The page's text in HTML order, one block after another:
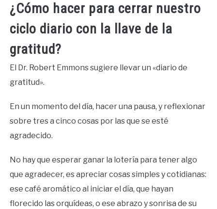
¿Cómo hacer para cerrar nuestro
ciclo diario con la llave de la
gratitud?
El Dr. Robert Emmons sugiere llevar un «diario de
gratitud».
En un momento del día, hacer una pausa, y reflexionar
sobre tres a cinco cosas por las que se esté
agradecido.
No hay que esperar ganar la lotería para tener algo
que agradecer, es apreciar cosas simples y cotidianas:
ese café aromático al iniciar el día, que hayan
florecido las orquídeas, o ese abrazo y sonrisa de su